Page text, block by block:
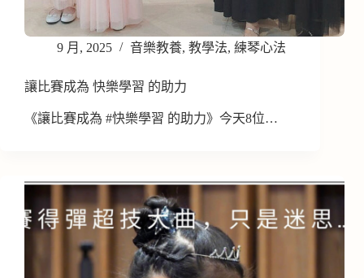
9 月, 2025 音樂教養, 教學法, 練琴心法
讓比賽成為 快樂學習 的助力
《讓比賽成為 #快樂學習 的助力》今天8位…